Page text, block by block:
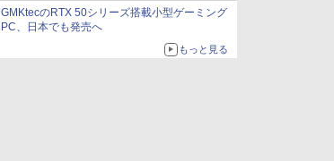
GMKtecのRTX 50シリーズ搭載小型ゲーミング
PC、日本でも発売へ
もっと見る